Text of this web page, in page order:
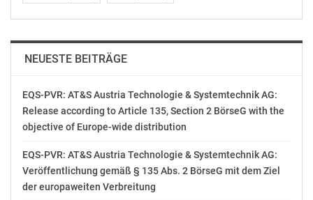
ZDFmediathek: https://zdf.de/filme/das-kleine-
https://ly.zdf.de/Lai/
https://facebook.com/DaskleineFernsehspiel
https://instagram.com/ZDFmediathek
NEUESTE BEITRÄGE
EQS-PVR: AT&S Austria Technologie & Systemtechnik AG:
Release according to Article 135, Section 2 BörseG with the
objective of Europe-wide distribution
EQS-PVR: AT&S Austria Technologie & Systemtechnik AG:
Veröffentlichung gemäß § 135 Abs. 2 BörseG mit dem Ziel
der europaweiten Verbreitung